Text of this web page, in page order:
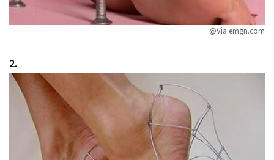
@Via emgn.com
2.